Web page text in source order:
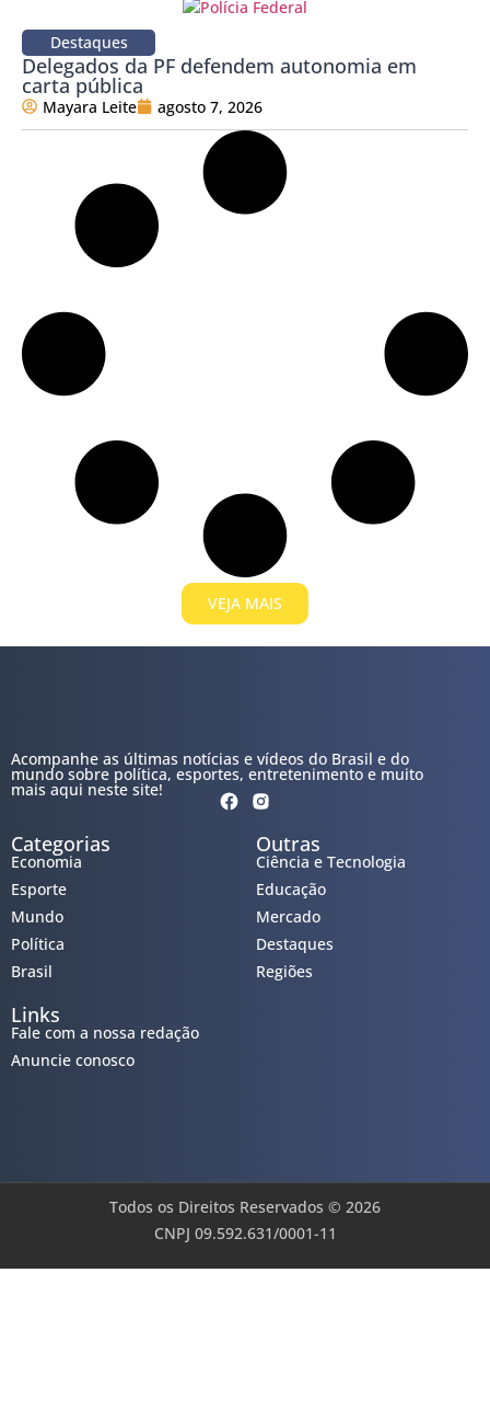
Destaques
Delegados da PF defendem autonomia em
carta pública
Mayara Leite agosto 7, 2026
VEJA MAIS
Acompanhe as últimas notícias e vídeos do Brasil e do
mundo sobre política, esportes, entretenimento e muito
mais aqui neste site!
Categorias
Economia
Esporte
Mundo
Política
Brasil
Outras
Ciência e Tecnologia
Educação
Mercado
Destaques
Regiões
Links
Fale com a nossa redação
Anuncie conosco
Todos os Direitos Reservados © 2026
CNPJ 09.592.631/0001-11